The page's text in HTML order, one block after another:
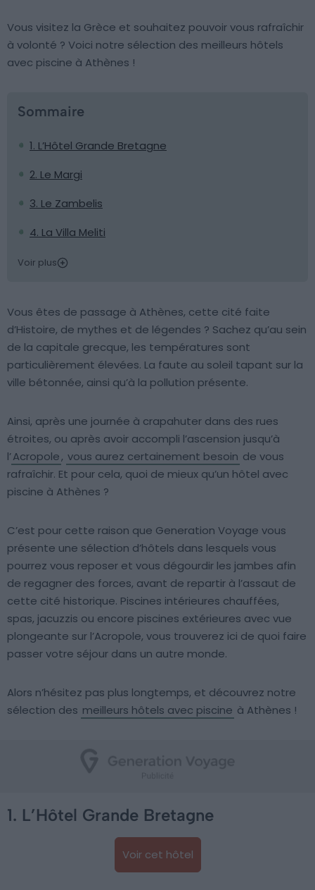
Vous visitez la Grèce et souhaitez pouvoir vous rafraîchir
à volonté ? Voici notre sélection des meilleurs hôtels
avec piscine à Athènes !
Sommaire
1. L’Hôtel Grande Bretagne
2. Le Margi
3. Le Zambelis
4. La Villa Meliti
Voir plus
Vous êtes de passage à Athènes, cette cité faite
d’Histoire, de mythes et de légendes ? Sachez qu’au sein
de la capitale grecque, les températures sont
particulièrement élevées. La faute au soleil tapant sur la
ville bétonnée, ainsi qu’à la pollution présente.
Ainsi, après une journée à crapahuter dans des rues
étroites, ou après avoir accompli l’ascension jusqu’à
l’Acropole, vous aurez certainement besoin de vous
rafraîchir. Et pour cela, quoi de mieux qu’un hôtel avec
piscine à Athènes ?
C’est pour cette raison que Generation Voyage vous
présente une sélection d’hôtels dans lesquels vous
pourrez vous reposer et vous dégourdir les jambes afin
de regagner des forces, avant de repartir à l’assaut de
cette cité historique. Piscines intérieures chauffées,
spas, jacuzzis ou encore piscines extérieures avec vue
plongeante sur l’Acropole, vous trouverez ici de quoi faire
passer votre séjour dans un autre monde.
Alors n’hésitez pas plus longtemps, et découvrez notre
sélection des meilleurs hôtels avec piscine à Athènes !
1. L’Hôtel Grande Bretagne
Voir cet hôtel